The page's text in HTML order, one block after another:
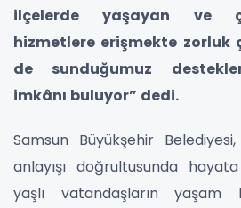
ilçelerde yaşayan ve
hizmetlere erişmekte zorluk
de sunduğumuz
imkânı buluyor” dedi.
Samsun Büyükşehir
anlayışı doğrultusunda
yaşlı vatandaşların yaşam